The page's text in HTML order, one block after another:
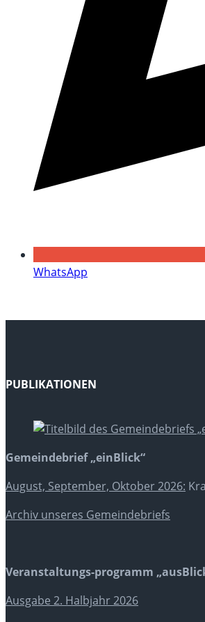
WhatsApp
PUBLIKATIONEN
Gemeindebrief „einBlick“
August, September, Oktober 2026:
Archiv unseres Gemeindebriefs
Veranstaltungs-programm
Ausgabe 2. Halbjahr 2026